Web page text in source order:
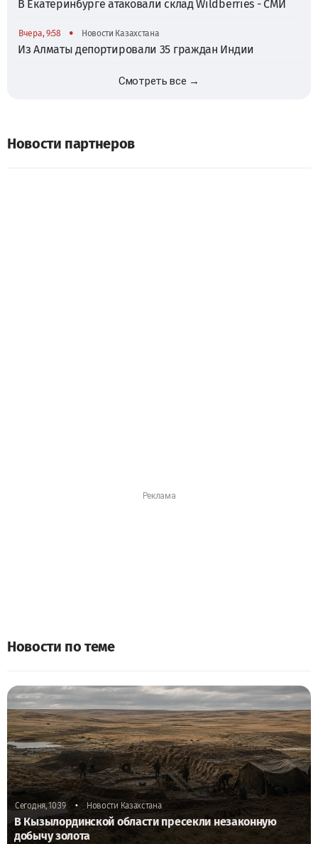
В Екатеринбурге атаковали склад Wildberries - СМИ
Вчера, 9:58 • Новости Казахстана
Из Алматы депортировали 35 граждан Индии
Смотреть все →
Новости партнеров
Новости по теме
Сегодня, 10:39 • Новости Казахстана
В Кызылординской области пресекли незаконную
добычу золота